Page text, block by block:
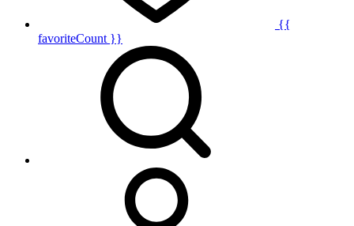
{{
favoriteCount }}